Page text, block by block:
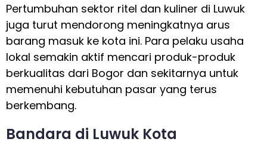
Pertumbuhan sektor ritel dan kuliner di Luwuk
juga turut mendorong meningkatnya arus
barang masuk ke kota ini. Para pelaku usaha
lokal semakin aktif mencari produk-produk
berkualitas dari Bogor dan sekitarnya untuk
memenuhi kebutuhan pasar yang terus
berkembang.
Bandara di Luwuk Kota